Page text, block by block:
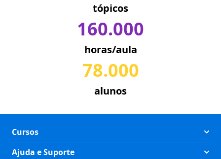
tópicos
160.000
horas/aula
78.000
alunos
Cursos
Exatas
Ajuda e Suporte